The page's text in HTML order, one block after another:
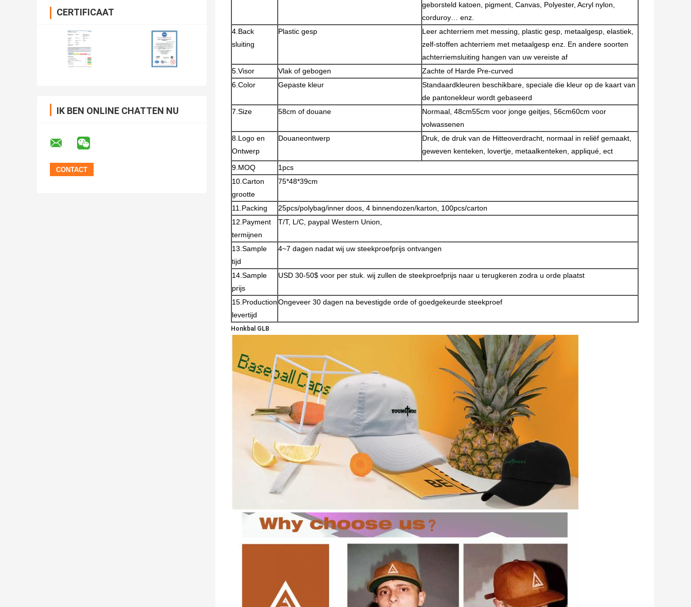
CERTIFICAAT
IK BEN ONLINE CHATTEN NU
geborsteld katoen, pigment, Canvas, Polyester, Acryl nylon,
corduroy… enz.
4.Back
sluiting
Plastic gesp
Leer achterriem met messing, plastic gesp, metaalgesp, elastiek,
zelf-stoffen achterriem met metaalgesp enz. En andere soorten
achterriemsluiting hangen van uw vereiste af
5.Visor
Vlak of gebogen
Zachte of Harde Pre-curved
6.Color
Gepaste kleur
Standaardkleuren beschikbare, speciale die kleur op de kaart van
de pantonekleur wordt gebaseerd
7.Size
58cm of douane
Normaal, 48cm55cm voor jonge geitjes, 56cm60cm voor
volwassenen
8.Logo en
Ontwerp
Douaneontwerp
Druk, de druk van de Hitteoverdracht, normaal in reliëf gemaakt,
geweven kenteken, lovertje, metaalkenteken, appliqué, ect
9.MOQ
1pcs
10.Carton
grootte
75*48*39cm
11.Packing
25pcs/polybag/inner doos, 4 binnendozen/karton, 100pcs/carton
12.Payment
termijnen
T/T, L/C, paypal Western Union,
13.Sample
tijd
4~7 dagen nadat wij uw steekproefprijs ontvangen
14.Sample
prijs
USD 30-50$ voor per stuk. wij zullen de steekproefprijs naar u terugkeren zodra u orde plaatst
15.Production
levertijd
Ongeveer 30 dagen na bevestigde orde of goedgekeurde steekproef
Honkbal GLB